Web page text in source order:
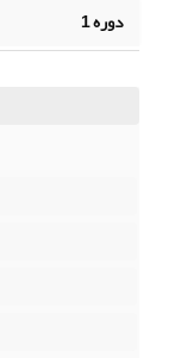
دوره 1